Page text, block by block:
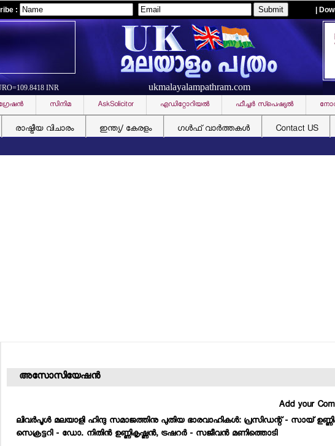
: |
INR ukmalayalampathram.com
സിനിമ AskSolicitor എഡിറ്റോറിയല്‍ ഫീച്ചര്‍ സ്‌പെഷ്യല്‍
രാഷ്ട്രീയ വിചാരം ഇന്ത്യ/ കേരളം ഗള്‍ഫ് വാര്‍ത്തകള്‍ Contact US
അസോസിയേഷന്‍
Add your
ലിവര്‍പൂള്‍ മലയാളി ഹിന്ദു സമാജത്തിനു പുതിയ ഭാരവാഹികള്‍: പ്രസിഡന്റ് - സായ്
സെക്രട്ടറി - ഡോ. നിതിന്‍ ഉണ്ണികൃഷ്ണന്‍, ട്രഷറര്‍ - സജീവന്‍ മണിത്തൊടി